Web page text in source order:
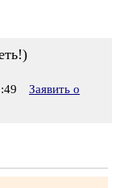
Заявить о